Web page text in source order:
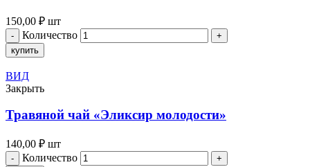
150,00 ₽ шт
Количество
купить
ВИД
Закрыть
Травяной чай «Эликсир молодости»
140,00 ₽ шт
Количество